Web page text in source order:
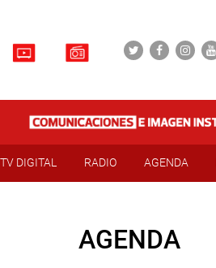
TV DIGITAL RADIO AGENDA
AGENDA